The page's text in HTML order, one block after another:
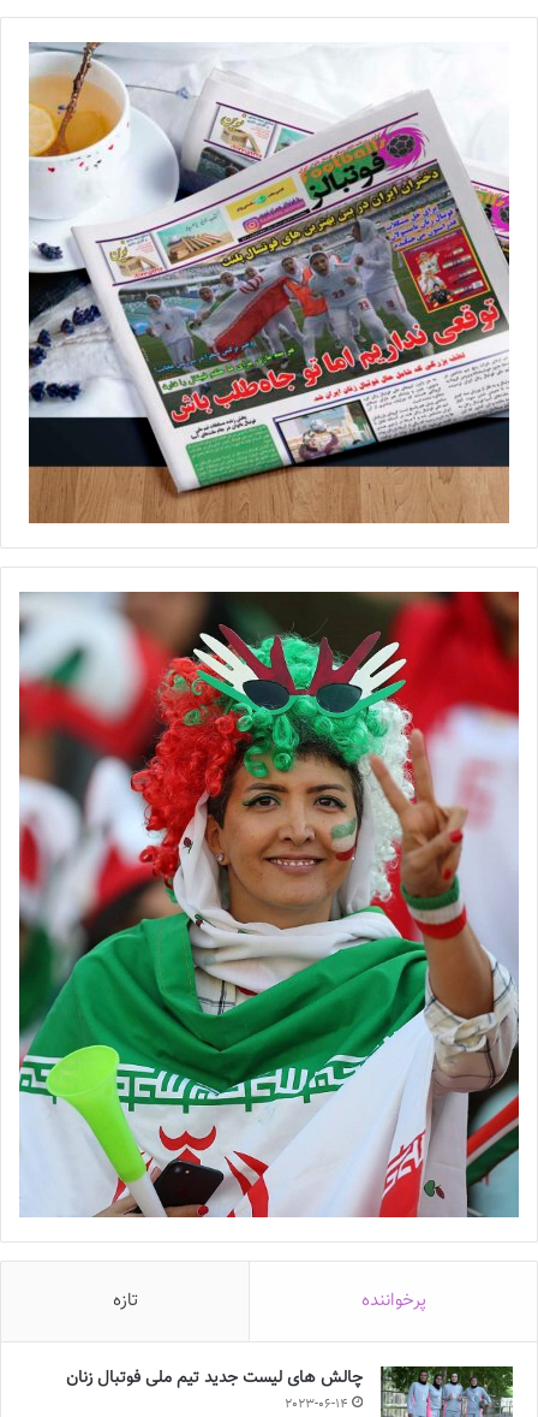
فرا ایساتیس کران فوتبال بانوان فوتبال زنان
پرخواننده تازه
چالش هاى ليست جدید تيم ملى فوتبال زنان
2023-06-14